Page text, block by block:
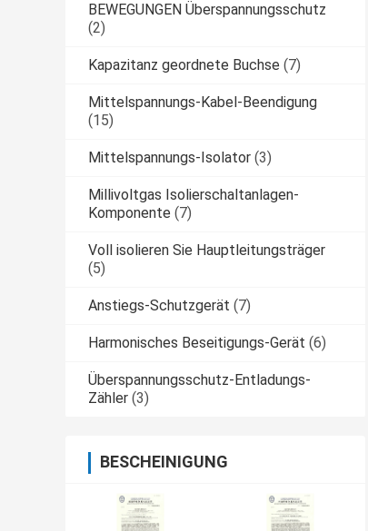
BEWEGUNGEN Überspannungsschutz
(2)
Kapazitanz geordnete Buchse (7)
Mittelspannungs-Kabel-Beendigung
(15)
Mittelspannungs-Isolator (3)
Millivoltgas Isolierschaltanlagen-
Komponente (7)
Voll isolieren Sie Hauptleitungsträger
(5)
Anstiegs-Schutzgerät (7)
Harmonisches Beseitigungs-Gerät (6)
Überspannungsschutz-Entladungs-
Zähler (3)
BESCHEINIGUNG